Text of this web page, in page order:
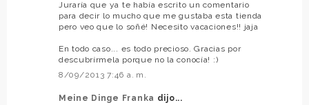
Juraría que ya te había escrito un comentario
para decir lo mucho que me gustaba esta tienda
pero veo que lo soñé! Necesito vacaciones!! jaja
En todo caso... es todo precioso. Gracias por
descubrírmela porque no la conocía! :)
8/09/2013 7:46 a. m.
Meine Dinge Franka dijo...